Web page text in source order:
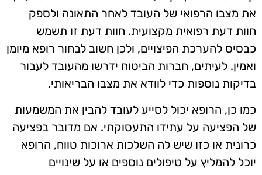
את מצבו הרפואי של העובד לאחר התאונה ולספק
חוות דעת רפואית מקצועית. חוות דעת זו תשמש
כבסיס להערכת הפיצויים, ולכן חשוב לבחור רופא מיומן
ואמין. לעיתים, חברות הביטוח ידרשו מהעובד לעבור
בדיקות נוספות כדי לוודא את מצבו הבריאותי.
כמו כן, הרופא יכול לסייע לעובד להבין את המשמעות
של הפציעה על עתידו התעסוקתי. אם מדובר בפציעה
כרונית או כזו שיש לה השלכות ארוכות טווח, הרופא
יוכל להמליץ על טיפולים נוספים או על שינויים